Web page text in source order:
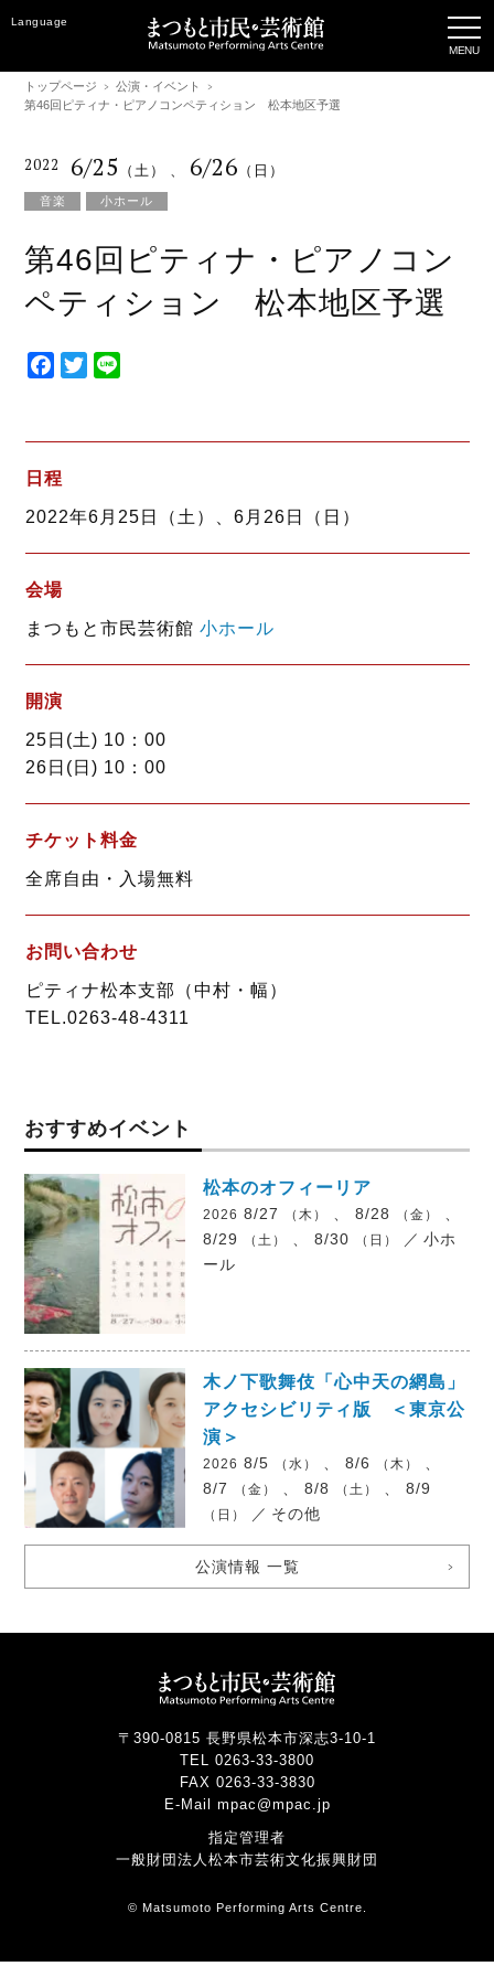
Language
トップページ
公演・イベント
第46回ピティナ・ピアノコンペティション 松本地区予選
2022 6/25 （土） 、 6/26 （日）
音楽 小ホール
第46回ピティナ・ピアノコン
ペティション 松本地区予選
F
e
b
o
k
T
t
r
e
日程
2022年6月25日（土）、6月26日（日）
会場
まつもと市民芸術館 小ホール
開演
25日(土) 10：00
26日(日) 10：00
チケット料金
全席自由・入場無料
お問い合わせ
ピティナ松本支部（中村・幅）
TEL.0263-48-4311
おすすめイベント
松本のオフィーリア
2026 8/27 （木） 、 8/28 （金）
8/29
（土） 、 8/30 （日） ／ 小ホ
ール
木ノ下歌舞伎「心中天の網島」
アクセシビリティ版 ＜東京公
演＞
2026 8/5 （水） 、 8/6 （木）
8/7
（金） 、 8/8 （土） 、 8/9
（日） ／ その他
公演情報 一覧
〒390-0815 長野県松本市深志3-10-1
TEL 0263-33-3800
FAX 0263-33-3830
E-Mail mpac@mpac.jp
指定管理者
一般財団法人松本市芸術文化振興財団
© Matsumoto Performing Arts Centre.